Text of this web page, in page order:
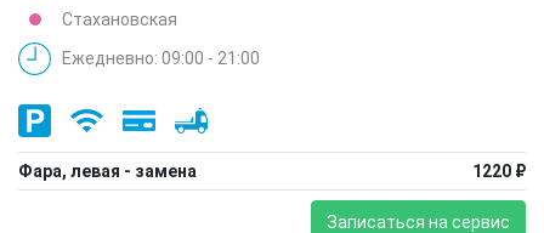
Стахановская
Ежедневно: 09:00 - 21:00
Фара, левая - замена 1220 ₽
Записаться на сервис